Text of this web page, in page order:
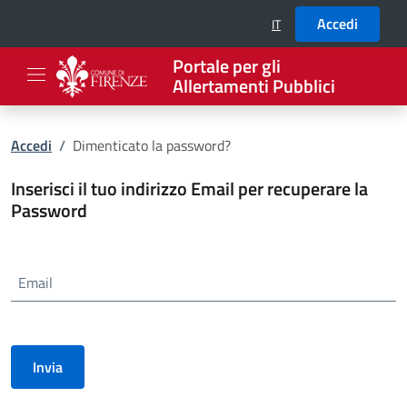
SELEZIONE LINGUA:
IT Accedi
Portale per gli
Allertamenti Pubblici
Accedi / Dimenticato la password?
Inserisci il tuo indirizzo Email per recuperare la
Password
Email
Invia